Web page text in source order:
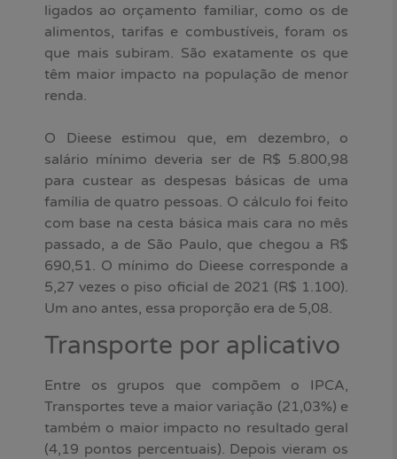
ligados ao orçamento familiar, como os de
alimentos, tarifas e combustíveis, foram os
que mais subiram. São exatamente os que
têm maior impacto na população de menor
renda.
O Dieese estimou que, em dezembro, o
salário mínimo deveria ser de R$ 5.800,98
para custear as despesas básicas de uma
família de quatro pessoas. O cálculo foi feito
com base na cesta básica mais cara no mês
passado, a de São Paulo, que chegou a R$
690,51. O mínimo do Dieese corresponde a
5,27 vezes o piso oficial de 2021 (R$ 1.100).
Um ano antes, essa proporção era de 5,08.
Transporte por aplicativo
Entre os grupos que compõem o IPCA,
Transportes teve a maior variação (21,03%) e
também o maior impacto no resultado geral
(4,19 pontos percentuais). Depois vieram os